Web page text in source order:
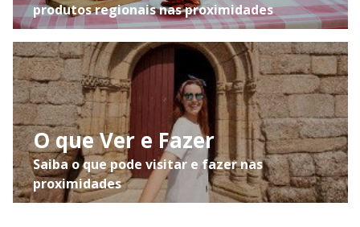
produtos regionais nas proximidades
O que Ver e Fazer
Saiba o que pode visitar e fazer nas
proximidades